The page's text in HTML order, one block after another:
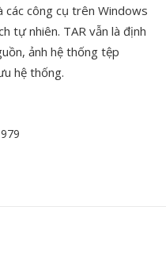
công cụ trên Windows
tự nhiên. TAR vẫn là định
ảnh hệ thống tệp
hệ thống.